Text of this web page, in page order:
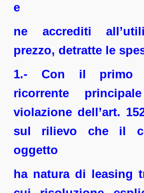
e
ne accrediti
prezzo, detratte le
1.- Con il primo
ricorrente
violazione dell’art.
sul rilievo che il
oggetto
ha natura di leasing